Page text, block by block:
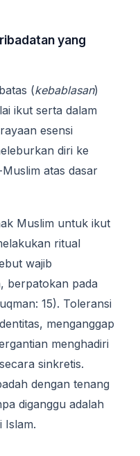
yang
(kebablasan)
ikut serta dalam
esensi
diri ke
atas dasar
Muslim untuk ikut
ritual
wajib
berpatokan pada
15). Toleransi
menganggap
menghadiri
sinkretis.
dengan tenang
diganggu adalah
Islam.